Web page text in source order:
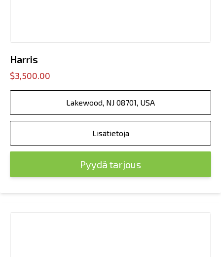
Harris
$3,500.00
Lakewood, NJ 08701, USA
Lisätietoja
Pyydä tarjous